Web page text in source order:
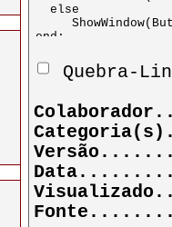
Quebra-